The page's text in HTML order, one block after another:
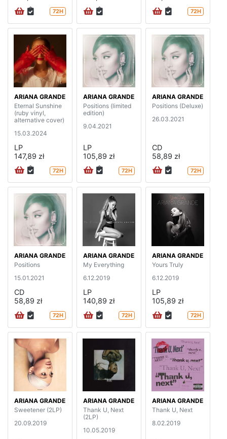
72H 72H
ARIANA GRANDE
Eternal Sunshine
(ruby vinyl,
alternative cover)
15.03.2024
LP
147,89 zł
72H
ARIANA GRANDE
Positions (limited
edition)
9.04.2021
LP
105,89 zł
72H
ARIANA GRANDE
Positions (Deluxe)
26.03.2021
CD
58,89 zł
72H
ARIANA GRANDE
Positions
15.01.2021
CD
58,89 zł
72H
ARIANA GRANDE
My Everything
6.12.2019
LP
140,89 zł
72H
ARIANA GRANDE
Yours Truly
6.12.2019
LP
105,89 zł
72H
ARIANA GRANDE
Sweetener (2LP)
20.09.2019
ARIANA GRANDE
Thank U, Next
(2LP)
10.05.2019
ARIANA GRANDE
Thank U, Next
8.02.2019